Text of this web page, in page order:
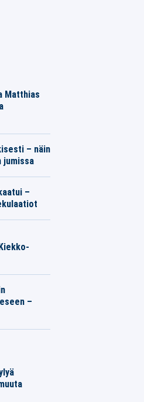
Matthias
– näin
jumissa
–
–